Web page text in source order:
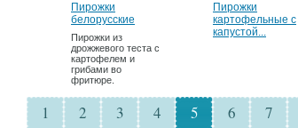
Пирожки
белорусские
Пирожки из
дрожжевого теста с
картофелем и
грибами во
фритюре.
Пирожки
картофельные с
капустой...
1 2 3 4 5 6 7